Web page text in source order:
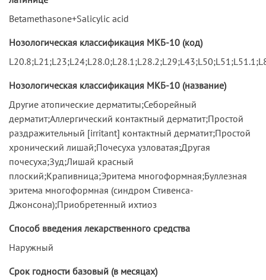
Betamethasone+Salicylic acid
Нозологическая классификация МКБ-10 (код)
Нозологическая классификация МКБ-10 (название)
Другие атопические дерматиты;Себорейный
дерматит;Аллергический контактный дерматит;Простой
раздражительный [irritant] контактный дерматит;Простой
хронический лишай;Почесуха узловатая;Другая
почесуха;Зуд;Лишай красный
плоский;Крапивница;Эритема многоформная;Буллезная
эритема многоформная (синдром Стивенса-
Джонсона);Приобретенный ихтиоз
Способ введения лекарственного средства
Наружный
Срок годности базовый (в месяцах)